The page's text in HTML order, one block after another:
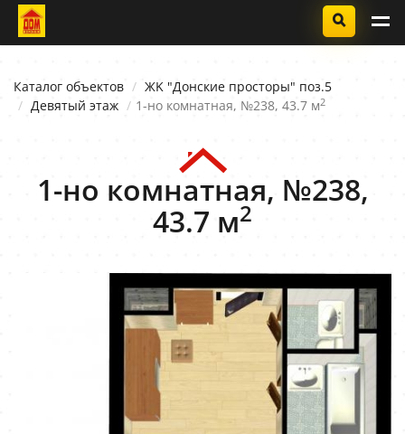
Каталог объектов
ЖK "Донские просторы" поз.5
Девятый этаж
1-но комнатная, №238, 43.7 м2
1-но комнатная, №238,
43.7 м2